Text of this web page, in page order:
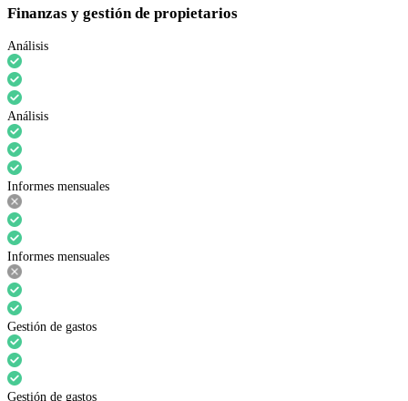
Finanzas y gestión de propietarios
Análisis
Análisis
Informes mensuales
Informes mensuales
Gestión de gastos
Gestión de gastos